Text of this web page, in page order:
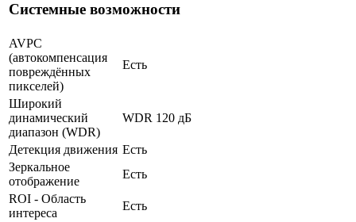
Системные возможности
AVPC
(автокомпенсация
повреждённых
пикселей)
Есть
Широкий
динамический
диапазон (WDR)
WDR 120 дБ
Детекция движения Есть
Зеркальное
отображение
Есть
ROI - Область
интереса
Есть